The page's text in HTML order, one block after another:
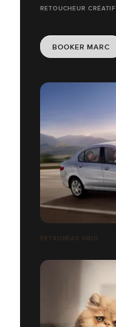
RETOUCHEUR CRÉATIF
BOOKER MARC
PETROBRAS GRID